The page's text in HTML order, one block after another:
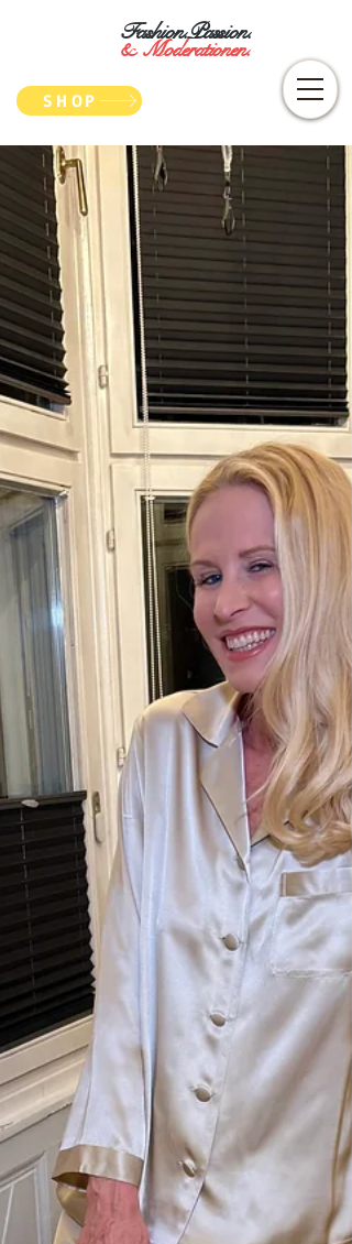
Fashion.Passion.
&Moderationen.
SHOP